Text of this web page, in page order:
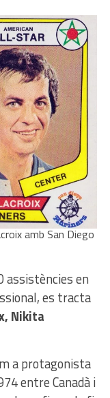
amb San Diego
assistències en
es tracta
Nikita
a protagonista
entre Canadà i